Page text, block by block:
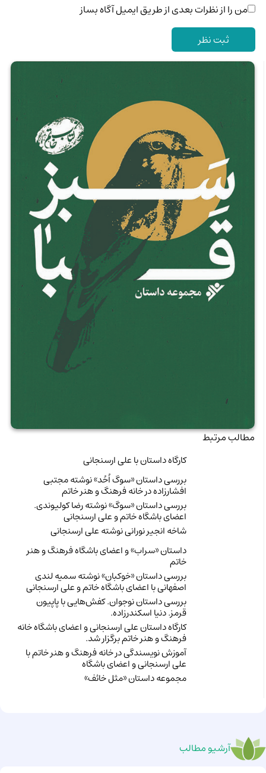
من را از نظرات بعدی از طریق ایمیل آگاه بساز
مطالب مرتبط
کارگاه داستان با علی ارسنجانی
بررسی داستان «سوگ اُحُد» نوشته مجتبی
افشارزاده در خانه فرهنگ و هنر خاتم
بررسی داستان «سوگ» نوشته رضا کولیوندی.
اعضای باشگاه خاتم و علی ارسنجانی
شاخه انجیر نورانی نوشته علی ارسنجانی
داستان «سراب» و اعضای باشگاه فرهنگ و هنر
خاتم
بررسی داستان «خوکبان» نوشته سمیه لندی
اصفهانی با اعضای باشگاه خاتم و علی ارسنجانی
بررسی داستان نوجوان. کفش‌هایی با پاپیون
قرمز. دنیا اسکندرزاده.
کارگاه داستان علی ارسنجانی و اعضای باشگاه خانه
فرهنگ و هنر خاتم برگزار شد.
آموزش نویسندگی در خانه فرهنگ و هنر خاتم با
علی ارسنجانی و اعضای باشگاه
مجموعه داستان «مثل خائف»
آرشیو مطالب